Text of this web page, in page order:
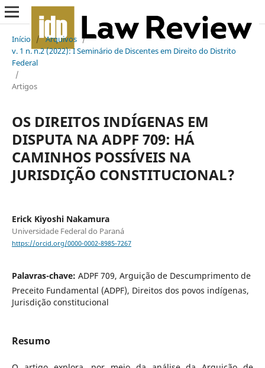
Início / Arquivos /
v. 1 n. n.2 (2022): I Seminário de Discentes em Direito do Distrito
Federal
/
Artigos
OS DIREITOS INDÍGENAS EM
DISPUTA NA ADPF 709: HÁ
CAMINHOS POSSÍVEIS NA
JURISDIÇÃO CONSTITUCIONAL?
Erick Kiyoshi Nakamura
Universidade Federal do Paraná
https://orcid.org/0000-0002-8985-7267
Palavras-chave: ADPF 709, Arguição de Descumprimento de
Preceito Fundamental (ADPF), Direitos dos povos indígenas,
Jurisdição constitucional
Resumo